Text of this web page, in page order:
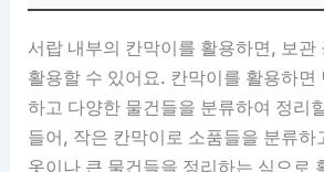
서랍 내부의 칸막이를 활용하면, 보관
활용할 수 있어요. 칸막이를 활용하면
하고 다양한 물건들을 분류하여 정리
들어, 작은 칸막이로 소품들을 분류하
옷이나 큰 물건들을 정리하는 식으로